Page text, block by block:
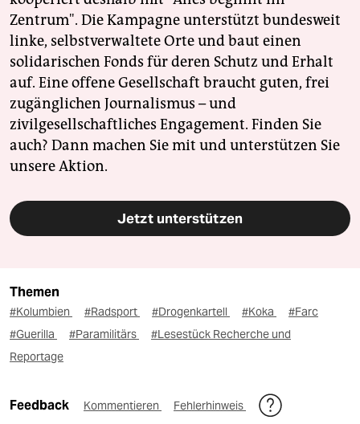
Zentrum". Die Kampagne unterstützt bundesweit
linke, selbstverwaltete Orte und baut einen
solidarischen Fonds für deren Schutz und Erhalt
auf. Eine offene Gesellschaft braucht guten, frei
zugänglichen Journalismus – und
zivilgesellschaftliches Engagement. Finden Sie
auch? Dann machen Sie mit und unterstützen Sie
unsere Aktion.
Jetzt unterstützen
Themen
#Kolumbien #Radsport #Drogenkartell #Koka
#Farc
#Guerilla
#Paramilitärs
#Lesestück Recherche und
Reportage
Feedback Kommentieren Fehlerhinweis